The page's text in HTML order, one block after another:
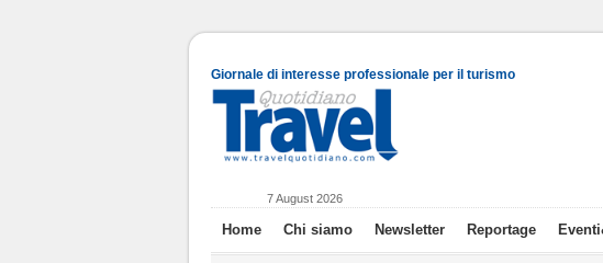
Giornale di interesse professionale per il turismo
7 August 2026
Home Chi siamo Newsletter Reportage